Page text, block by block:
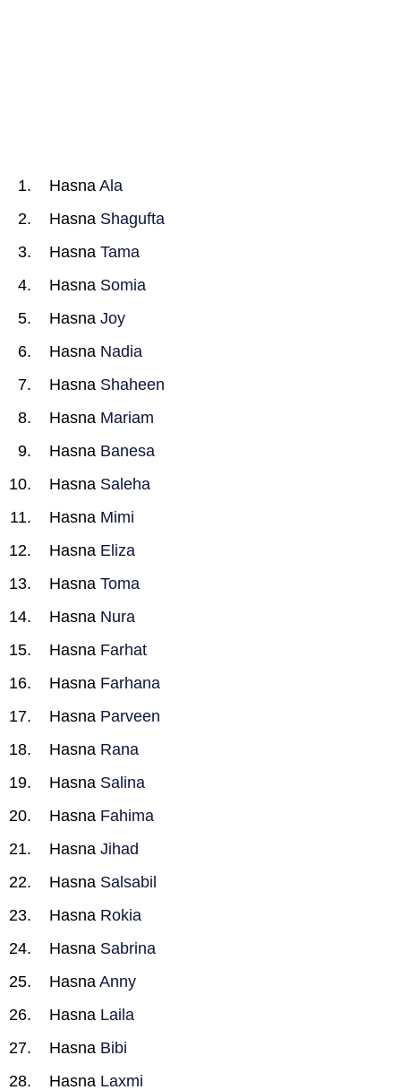
Hasna Ala
Hasna Shagufta
Hasna Tama
Hasna Somia
Hasna Joy
Hasna Nadia
Hasna Shaheen
Hasna Mariam
Hasna Banesa
Hasna Saleha
Hasna Mimi
Hasna Eliza
Hasna Toma
Hasna Nura
Hasna Farhat
Hasna Farhana
Hasna Parveen
Hasna Rana
Hasna Salina
Hasna Fahima
Hasna Jihad
Hasna Salsabil
Hasna Rokia
Hasna Sabrina
Hasna Anny
Hasna Laila
Hasna Bibi
Hasna Laxmi